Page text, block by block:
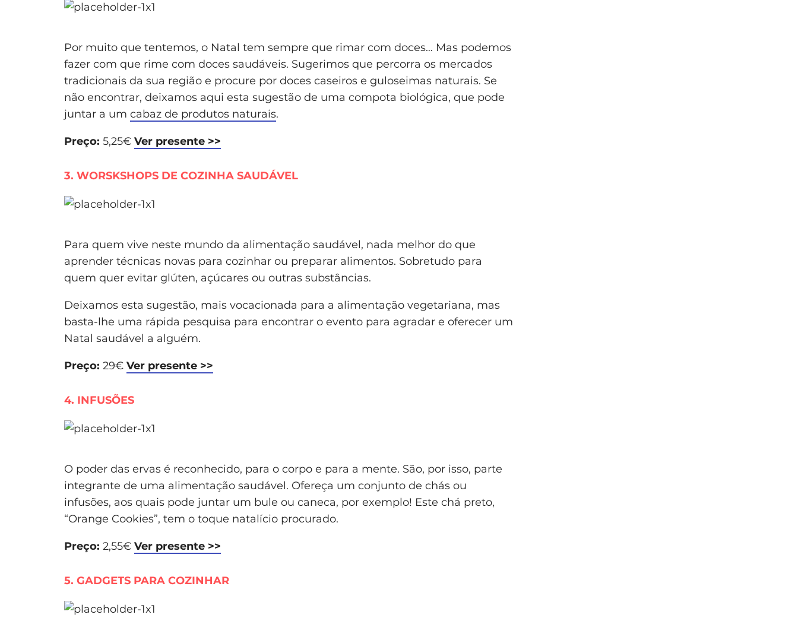
Por muito que tentemos, o Natal tem sempre que rimar com doces… Mas podemos
fazer com que rime com doces saudáveis. Sugerimos que percorra os mercados
tradicionais da sua região e procure por doces caseiros e guloseimas naturais. Se
não encontrar, deixamos aqui esta sugestão de uma compota biológica, que pode
juntar a um cabaz de produtos naturais.
Preço: 5,25€ Ver presente >>
3. WORSKSHOPS DE COZINHA SAUDÁVEL
Para quem vive neste mundo da alimentação saudável, nada melhor do que
aprender técnicas novas para cozinhar ou preparar alimentos. Sobretudo para
quem quer evitar glúten, açúcares ou outras substâncias.
Deixamos esta sugestão, mais vocacionada para a alimentação vegetariana, mas
basta-lhe uma rápida pesquisa para encontrar o evento para agradar e oferecer um
Natal saudável a alguém.
Preço: 29€ Ver presente >>
4. INFUSÕES
O poder das ervas é reconhecido, para o corpo e para a mente. São, por isso, parte
integrante de uma alimentação saudável. Ofereça um conjunto de chás ou
infusões, aos quais pode juntar um bule ou caneca, por exemplo! Este chá preto,
“Orange Cookies”, tem o toque natalício procurado.
Preço: 2,55€ Ver presente >>
5. GADGETS PARA COZINHAR